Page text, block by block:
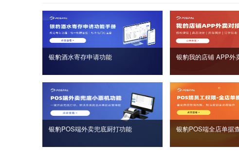
银豹酒水寄存申请功能 银豹我的店铺 APP外
银豹POS端外卖兜底厨打功能 银豹POS端全店单据